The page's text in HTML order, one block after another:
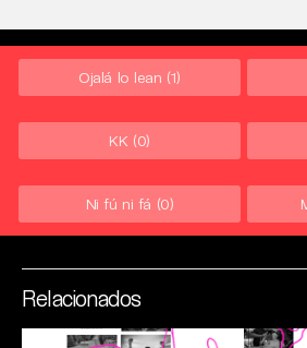
Ojalá lo lean (1)
KK (0)
Ni fú ni fá (0)
Relacionados